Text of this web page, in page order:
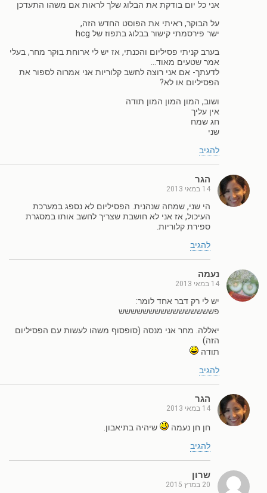
אני כל יום בודקת את הבלוג שלך לראות אם משהו התעדכן
על הבוקר, ראיתי את הפוסט החדש הזה,
ישר פירסמתי קישור בבלוג בתפוז של hcg
בערב קניתי פסיליום והכנתי, אז יש לי ארוחת בוקר מחר, בעלי
אמר שטעים מאוד…
לדעתך- אם אני רוצה לחשב קלוריות אני אמרוה לספור את
הפסיליום או לא?
ושוב, המון המון המון תודה
אין עליך
חג שמח
שני
להגיב
הגר
14 במאי 2013
הי שני, שמחה שנהנית. הפסיליום לא נספג במערכת
העיכול, אז אני לא חושבת שצריך לחשב אותו במסגרת
ספירת קלוריות.
להגיב
נעמה
14 במאי 2013
יש לי רק דבר אחד לומר:
פשששששששששששששששש
יאללה. מחר אני מנסה (סופסוף משהו לעשות עם הפסיליום
הזה)
תודה
להגיב
הגר
14 במאי 2013
חן חן נעמה
שיהיה בתיאבון.
להגיב
שרון
20 במרץ 2015